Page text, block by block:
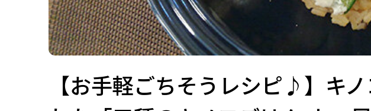
【お手軽ごちそうレシピ♪】キ